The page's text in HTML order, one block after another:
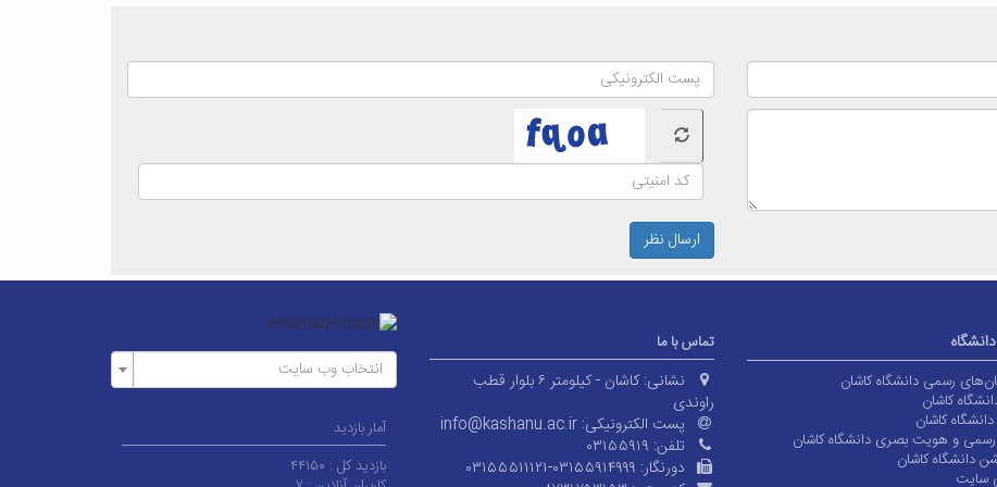
ارسال نظر
رسمی دانشگاه کاشان
کاشان
کاشان
رسمی و هویت بصری دانشگاه کاشان
دانشگاه کاشان
سایت
تماس با ما
نشانی:
کاشان - کیلومتر ۶ بلوار قطب
راوندی
پست الکترونیکی: info@kashanu.ac.ir
تلفن: ۰۳۱۵۵۹۱۹
دورنگار: ۰۳۱۵۵۵۱۱۱۲۱-۰۳۱۵۵۹۱۴۹۹۹
انتخاب وب سایت
آمار بازدید
بازدید کل : ۴۴۱۵۰